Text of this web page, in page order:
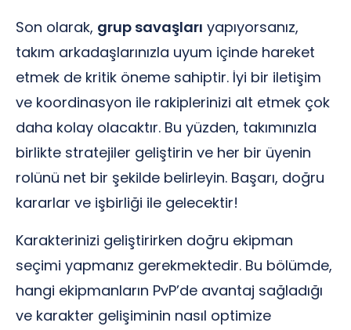
Son olarak, grup savaşları yapıyorsanız,
takım arkadaşlarınızla uyum içinde hareket
etmek de kritik öneme sahiptir. İyi bir iletişim
ve koordinasyon ile rakiplerinizi alt etmek çok
daha kolay olacaktır. Bu yüzden, takımınızla
birlikte stratejiler geliştirin ve her bir üyenin
rolünü net bir şekilde belirleyin. Başarı, doğru
kararlar ve işbirliği ile gelecektir!
Karakterinizi geliştirirken doğru ekipman
seçimi yapmanız gerekmektedir. Bu bölümde,
hangi ekipmanların PvP’de avantaj sağladığı
ve karakter gelişiminin nasıl optimize